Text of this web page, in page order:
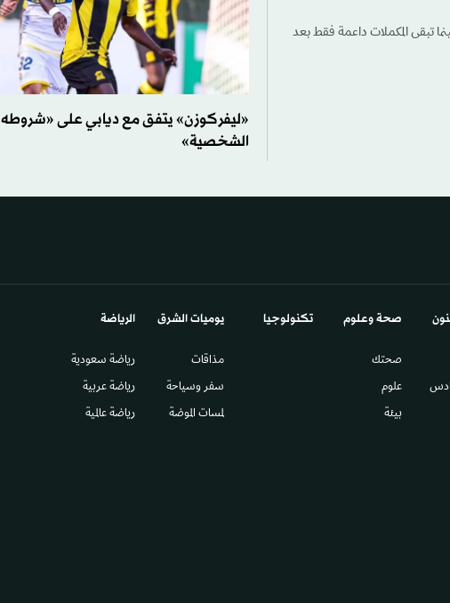
تبقى المكملات داعمة فقط بعد
«ليفركوزن» يتفق مع ديابي على «شروطه
الشخصية»
صحة وعلوم
صحتك
علوم
بيئة
تكنولوجيا يوميات الشرق​
مذاقات
سفر وسياحة
لمسات الموضة
الرياضة
رياضة سعودية
رياضة عربية
رياضة عالمية